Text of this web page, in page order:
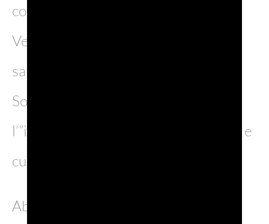
così perché nasce tra Veneto e Friuli
Venezia Giulia. In un altro luogo,
sarebbe altro.
Sono terre di naturale bellezza dove
l’”italian genio” si dipana tra armonia e
cultura senza trovare ostacoli.
Abbiamo quindi pensato, in questo